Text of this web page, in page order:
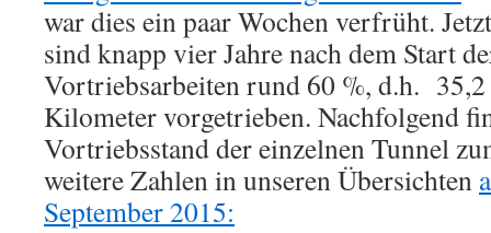
war dies ein paar Wochen verfrüht.
sind knapp vier Jahre nach dem Start
Vortriebsarbeiten rund 60 %, d.h.
Kilometer vorgetrieben. Nachfolgend
Vortriebsstand der einzelnen Tunnel
weitere Zahlen in unseren Übersichten
September 2015: